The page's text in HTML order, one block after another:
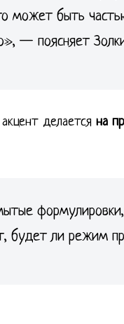
быть
— поясняет
делается на
формулировки,
будет ли режим